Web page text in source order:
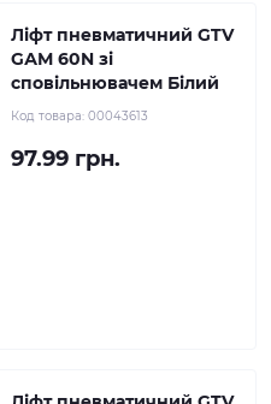
Ліфт пневматичний GTV
GАМ 60N зі
сповільнювачем Білий
Код товара: 00043613
97.99 грн.